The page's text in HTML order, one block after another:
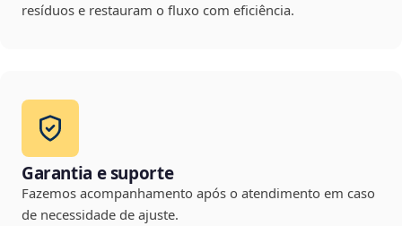
resíduos e restauram o fluxo com eficiência.
Garantia e suporte
Fazemos acompanhamento após o atendimento em caso
de necessidade de ajuste.